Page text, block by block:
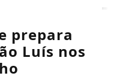
prepara
Luís nos